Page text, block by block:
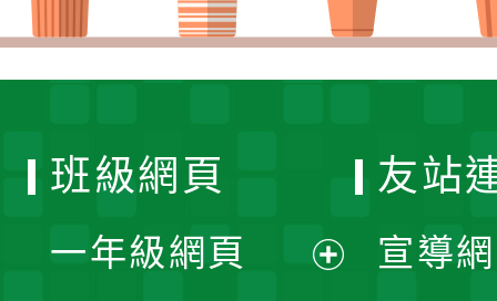
班級網頁
一年級網頁
友站
宣導